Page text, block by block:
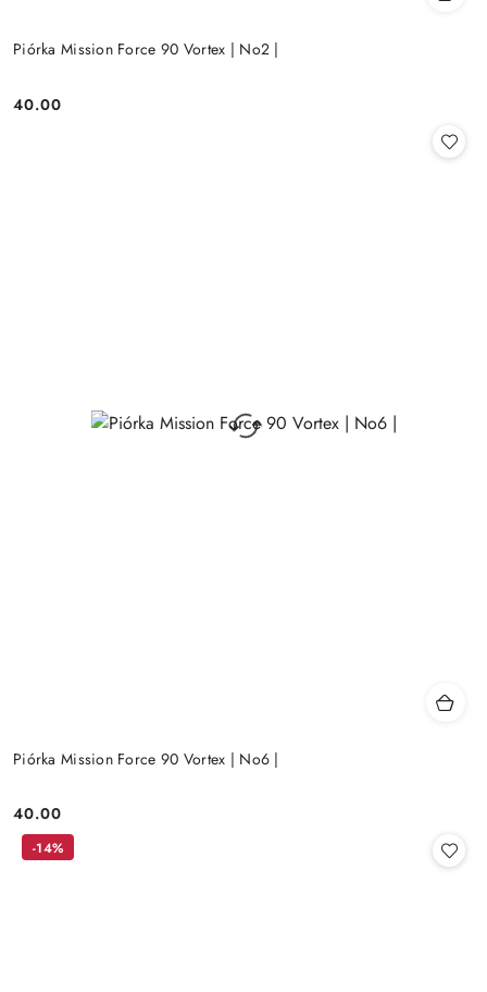
Piórka Mission Force 90 Vortex | No2 |
Cena:
40.00
Piórka Mission Force 90 Vortex | No6 |
Cena:
40.00
-14%